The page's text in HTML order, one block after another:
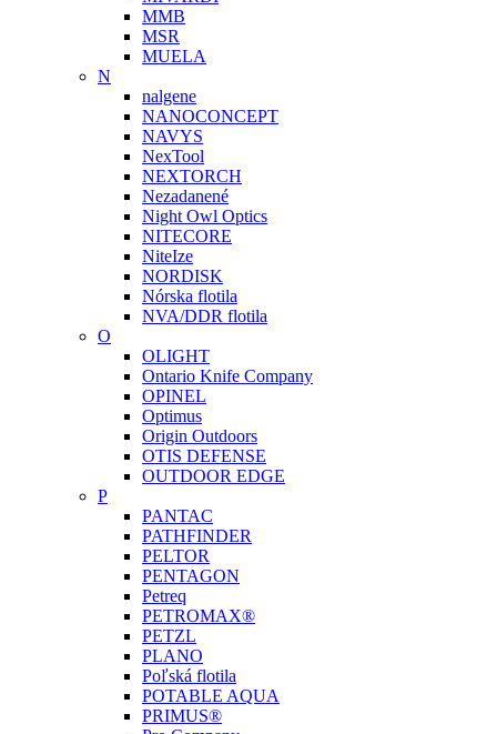
MMB
MSR
MUELA
N
nalgene
NANOCONCEPT
NAVYS
NexTool
NEXTORCH
Nezadanené
Night Owl Optics
NITECORE
NiteIze
NORDISK
Nórska flotila
NVA/DDR flotila
O
OLIGHT
Ontario Knife Company
OPINEL
Optimus
Origin Outdoors
OTIS DEFENSE
OUTDOOR EDGE
P
PANTAC
PATHFINDER
PELTOR
PENTAGON
Petreq
PETROMAX®
PETZL
PLANO
Poľská flotila
POTABLE AQUA
PRIMUS®